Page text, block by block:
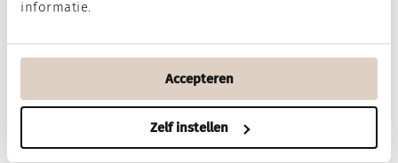
informatie.
Accepteren
Zelf instellen
Filter
DisclaimerPrivacy & Cookies